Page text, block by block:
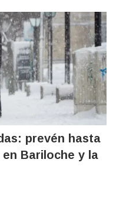
prevén hasta
Bariloche y la